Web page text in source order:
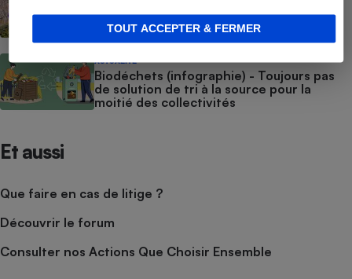
TOUT ACCEPTER & FERMER
tri à la source ?
ACTUALITÉ
Biodéchets (infographie) - Toujours pas
de solution de tri à la source pour la
moitié des collectivités
Et aussi
Que faire en cas de litige ?
Découvrir le forum
Consulter nos Actions Que Choisir Ensemble